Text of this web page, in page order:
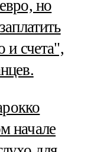
но
и счета",
начале